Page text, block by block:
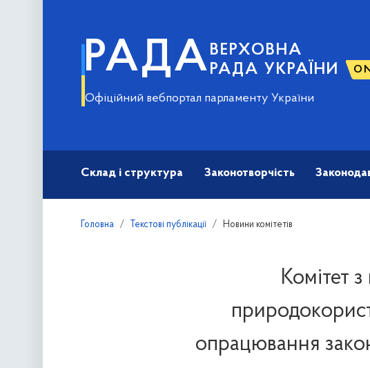
РАДА ВЕРХОВНА
РАДА УКРАЇНИ
Офіційний вебпортал парламенту України
Склад і структура Законотворчість
Головна Текстові публікації Новини комітетів
Комітет
опрацювання